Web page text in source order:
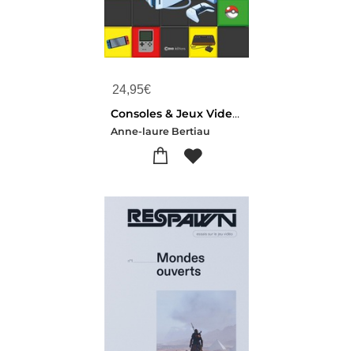
24,95€
Consoles & Jeux Video : 50 Ans D'histoire : De L'atari Pong A La Switch 2
Anne-laure Bertiau